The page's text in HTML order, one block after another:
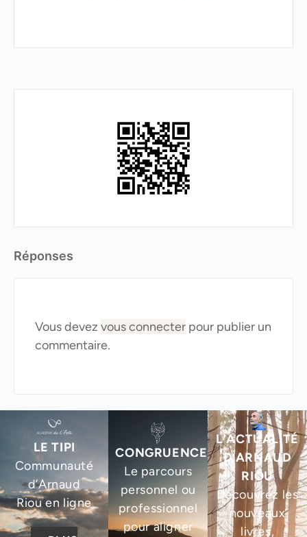
Réponses
Vous devez vous connecter pour publier un
commentaire.
LE TIPI
Communauté
d’Arnaud
Riou en ligne
CONGRUENCE
Le parcours
personnel ou
professionnel
pour aligner
L’ACTUALITÉ
D’ARNAUD
RIOU
Découvrez les
nouveaux
livres,